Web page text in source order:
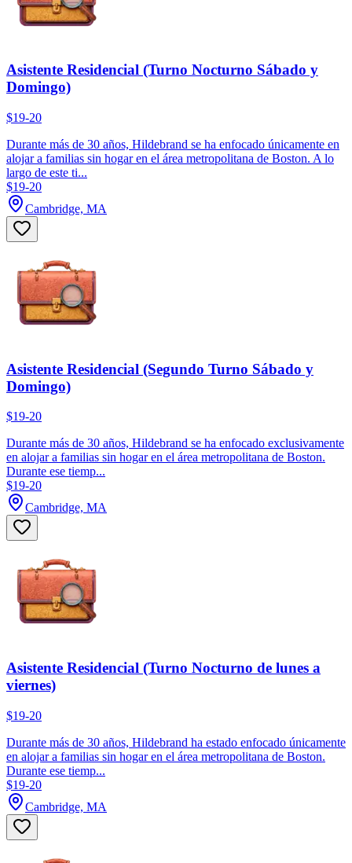
Asistente Residencial (Turno Nocturno Sábado y
Domingo)
$19-20
Durante más de 30 años, Hildebrand se ha enfocado únicamente en
alojar a familias sin hogar en el área metropolitana de Boston. A lo
largo de este ti...
$19-20
Cambridge, MA
Asistente Residencial (Segundo Turno Sábado y
Domingo)
$19-20
Durante más de 30 años, Hildebrand se ha enfocado exclusivamente
en alojar a familias sin hogar en el área metropolitana de Boston.
Durante ese tiemp...
$19-20
Cambridge, MA
Asistente Residencial (Turno Nocturno de lunes a
viernes)
$19-20
Durante más de 30 años, Hildebrand ha estado enfocado únicamente
en alojar a familias sin hogar en el área metropolitana de Boston.
Durante ese tiemp...
$19-20
Cambridge, MA